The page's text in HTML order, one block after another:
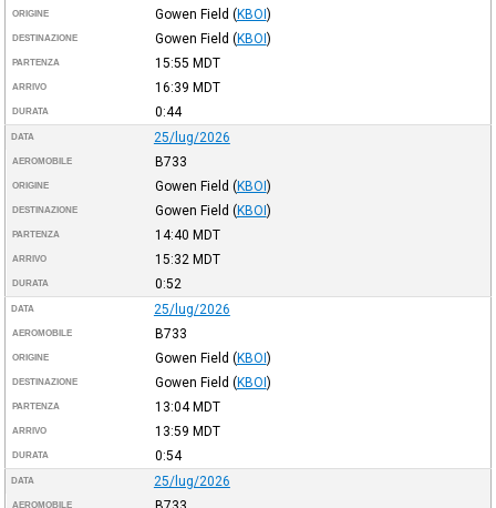
ORIGINE Gowen Field (KBOI )
DESTINAZIONE Gowen Field (KBOI )
PARTENZA 15:55 MDT
ARRIVO 16:39 MDT
DURATA 0:44
DATA 25/lug/2026
AEROMOBILE B733
ORIGINE Gowen Field (KBOI )
DESTINAZIONE Gowen Field (KBOI )
PARTENZA 14:40 MDT
ARRIVO 15:32 MDT
DURATA 0:52
DATA 25/lug/2026
AEROMOBILE B733
ORIGINE Gowen Field (KBOI )
DESTINAZIONE Gowen Field (KBOI )
PARTENZA 13:04 MDT
ARRIVO 13:59 MDT
DURATA 0:54
DATA 25/lug/2026
AEROMOBILE